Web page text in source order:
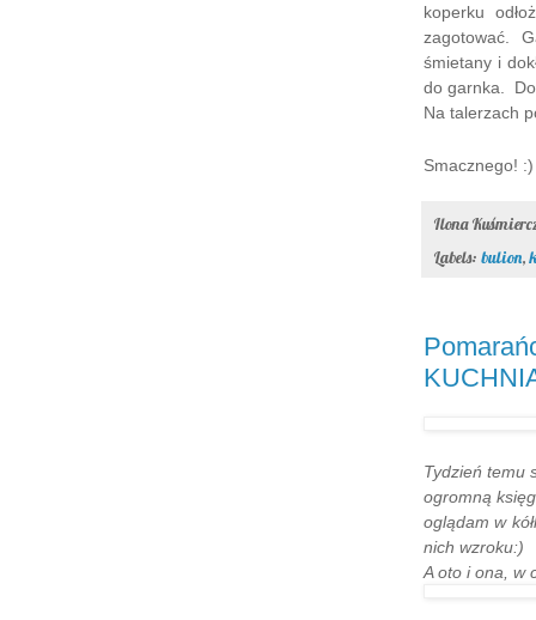
koperku
zagotować.
śmietany i
do garnka.
Na talerzach
Smacznego! :)
Ilona
Labels: bulion,
Tydzień temu
ogromną
oglądam w
nich wzroku:)
A oto i ona, w